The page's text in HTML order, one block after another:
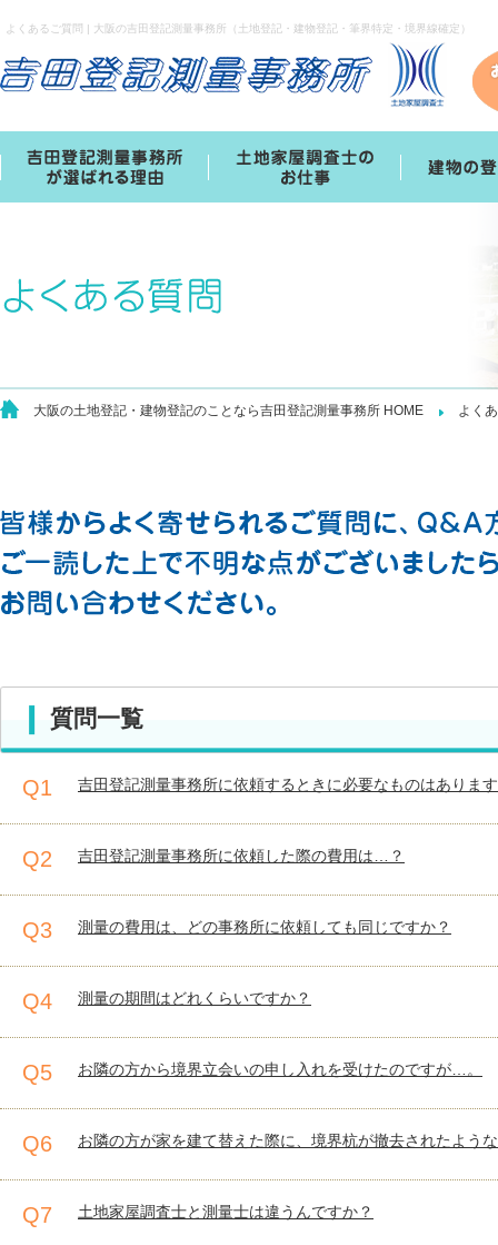
よくあるご質問 | 大阪の吉田登記測量事務所（土地登記・建物登記・筆界特定・境界線確定）
大阪の土地登記・建物登記のことなら吉田登記測量事務所 HOME よく
質問一覧
Q1 吉田登記測量事務所に依頼するときに必要なものはありま
Q2 吉田登記測量事務所に依頼した際の費用は…？
Q3 測量の費用は、どの事務所に依頼しても同じですか？
Q4 測量の期間はどれくらいですか？
Q5 お隣の方から境界立会いの申し入れを受けたのですが…。
Q6 お隣の方が家を建て替えた際に、境界杭が撤去されたよう
Q7 土地家屋調査士と測量士は違うんですか？